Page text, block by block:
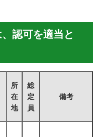
認可を適当と
所
在
地
総
定
員
備考